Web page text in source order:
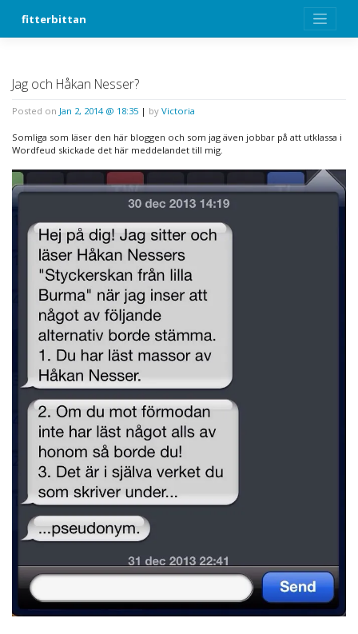
fitterbittan
Jag och Håkan Nesser?
Posted on Jan 2, 2014 @ 18:35 | by Victoria
Somliga som läser den här bloggen och som jag även jobbar på att utklassa i
Wordfeud skickade det här meddelandet till mig.